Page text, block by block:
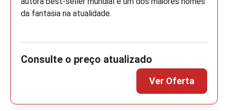
da fantasia na atualidade.